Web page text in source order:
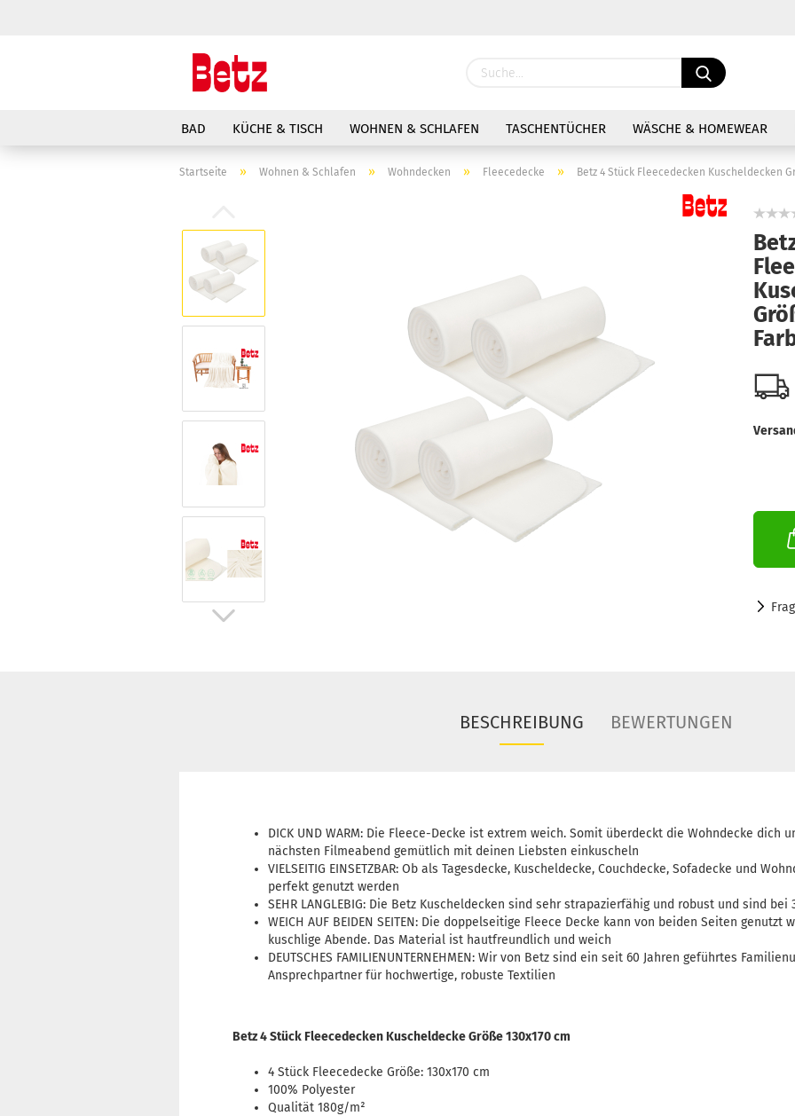
Sprache
BAD KÜCHE & TISCH WOHNEN & SCHLAFEN TASCHENTÜCHER WÄSCHE & HOMEWEAR
Startseite » Wohnen & Schlafen » Wohndecken » Fleecedecke » Betz 4 Stück Fleecedecken Kuscheldecken
BESCHREIBUNG BEWERTUNGEN
DICK UND WARM: Die Fleece-Decke ist extrem weich. Somit überdeckt die Wohndecke dich
nächsten Filmeabend gemütlich mit deinen Liebsten einkuscheln
VIELSEITIG EINSETZBAR: Ob als Tagesdecke, Kuscheldecke, Couchdecke, Sofadecke und
perfekt genutzt werden
SEHR LANGLEBIG: Die Betz Kuscheldecken sind sehr strapazierfähig und robust und sind bei
WEICH AUF BEIDEN SEITEN: Die doppelseitige Fleece Decke kann von beiden Seiten genutzt
kuschlige Abende. Das Material ist hautfreundlich und weich
DEUTSCHES FAMILIENUNTERNEHMEN: Wir von Betz sind ein seit 60 Jahren geführtes
Ansprechpartner für hochwertige, robuste Textilien
Betz 4 Stück Fleecedecken Kuscheldecke Größe 130x170 cm
4 Stück Fleecedecke Größe: 130x170 cm
100% Polyester
Qualität 180g/m²